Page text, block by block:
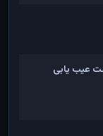
عیب یابی